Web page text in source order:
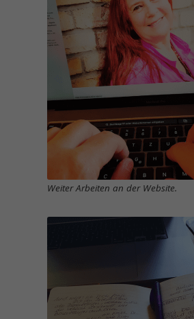
Weiter Arbeiten an der Website.